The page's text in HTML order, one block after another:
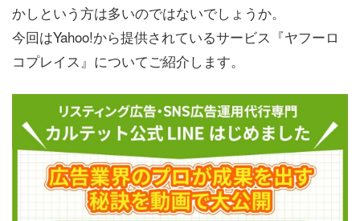
かしという方は多いのではないでしょうか。
今回はYahoo!から提供されているサービス『ヤフーロ
コプレイス』についてご紹介します。